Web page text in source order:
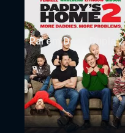
Pai em Dose Dupla 2